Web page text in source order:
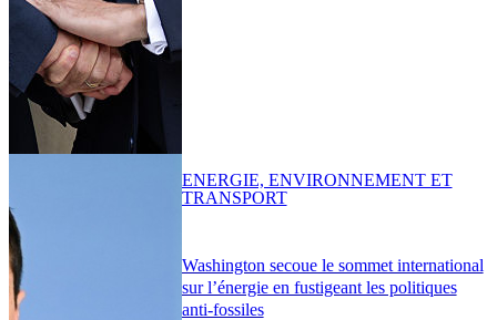
Washington secoue le sommet international
sur l’énergie en fustigeant les politiques
anti-fossiles
ENERGIE, ENVIRONNEMENT ET
TRANSPORT